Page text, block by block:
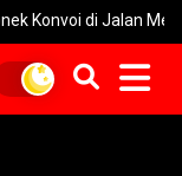
di Jalan Merayakan